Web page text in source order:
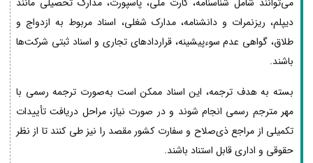
دیپلم، ریزنمرات و دانشنامه، مدارک شغلی، اسناد مربوط به ازدواج و
طلاق، گواهی عدم سوءپیشینه، قراردادهای تجاری و اسناد ثبتی شرکت‌ها
باشند.
بسته به هدف ترجمه، این اسناد ممکن است به‌صورت ترجمه رسمی با
مهر مترجم رسمی انجام شوند و در صورت نیاز، مراحل دریافت تأییدات
تکمیلی از مراجع ذی‌صلاح و سفارت کشور مقصد را نیز طی کنند تا از نظر
حقوقی و اداری قابل استناد باشند.